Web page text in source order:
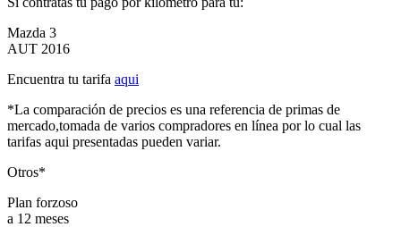
Mazda 3
AUT 2016
Encuentra tu tarifa aqui
*La comparación de precios es una referencia de primas de
mercado,tomada de varios compradores en línea por lo cual las
tarifas aqui presentadas pueden variar.
Otros*
Plan forzoso
a 12 meses